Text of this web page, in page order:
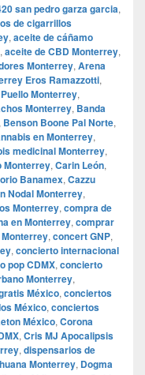
san pedro garza garcia,
de cigarrillos
, aceite de cáñamo
, aceite de CBD Monterrey,
Monterrey, Arena
Eros Ramazzotti,
Monterrey,
Monterrey, Banda
Benson Boone Pal Norte,
en Monterrey,
medicinal Monterrey,
Monterrey, Carin León,
Banamex, Cazzu
Nodal Monterrey,
Monterrey, compra de
en Monterrey, comprar
, concert GNP,
, concierto internacional
pop CDMX, concierto
Monterrey,
México, conciertos
México, conciertos
México, Corona
, Cris MJ Apocalipsis
, dispensarios de
Monterrey, Dogma